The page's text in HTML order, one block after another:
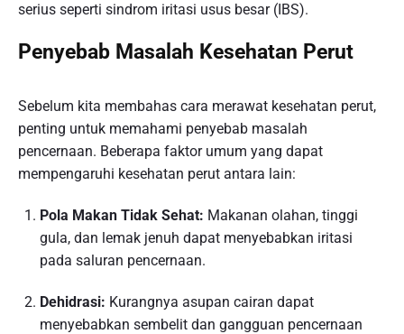
serius seperti sindrom iritasi usus besar (IBS).
Penyebab Masalah Kesehatan Perut
Sebelum kita membahas cara merawat kesehatan perut,
penting untuk memahami penyebab masalah
pencernaan. Beberapa faktor umum yang dapat
mempengaruhi kesehatan perut antara lain:
Pola Makan Tidak Sehat: Makanan olahan, tinggi
gula, dan lemak jenuh dapat menyebabkan iritasi
pada saluran pencernaan.
Dehidrasi: Kurangnya asupan cairan dapat
menyebabkan sembelit dan gangguan pencernaan